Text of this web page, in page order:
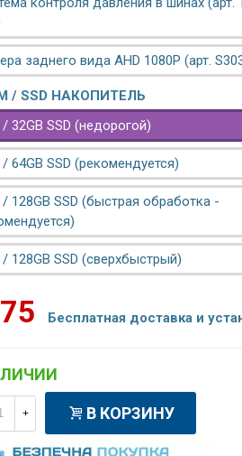
заднего вида AHD 1080P (арт.
/ SSD НАКОПИТЕЛЬ
/ 32GB SSD (недорогой)
/ 64GB SSD (рекомендуется)
/ 128GB SSD (быстрая обработка -
/ 128GB SSD (сверхбыстрый)
Бесплатная доставка и
+ В КОРЗИНУ